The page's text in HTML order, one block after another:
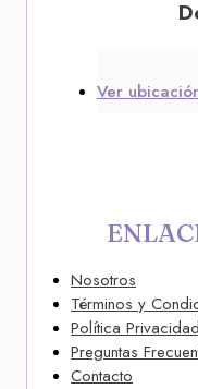
Ver
Nosotros
Términos y
Política Privacidad
Preguntas
Contacto